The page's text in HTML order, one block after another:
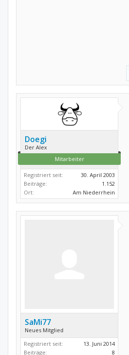
Doegi
Der Alex
Mitarbeiter
Registriert seit:
30. April 2003
Beiträge:
1.152
Ort:
Am Niederrhein
SaMi77
Neues Mitglied
Registriert seit:
13. Juni 2014
Beiträge:
8